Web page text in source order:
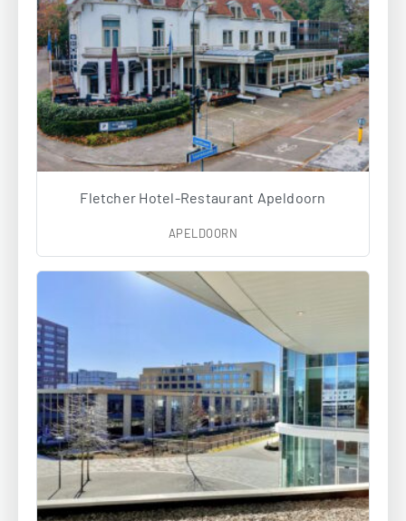
Fletcher Hotel-Restaurant Apeldoorn
APELDOORN